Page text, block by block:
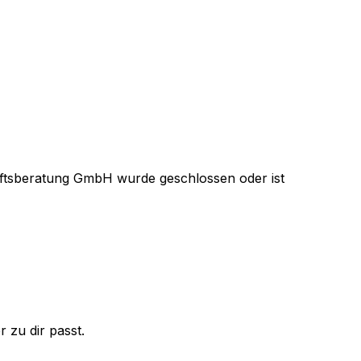
GmbH wurde geschlossen oder ist
zu dir passt.